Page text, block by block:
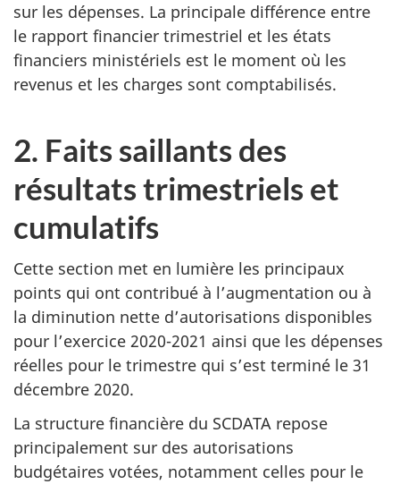
sur les dépenses. La principale différence entre
le rapport financier trimestriel et les états
financiers ministériels est le moment où les
revenus et les charges sont comptabilisés.
2. Faits saillants des
résultats trimestriels et
cumulatifs
Cette section met en lumière les principaux
points qui ont contribué à l’augmentation ou à
la diminution nette d’autorisations disponibles
pour l’exercice 2020-2021 ainsi que les dépenses
réelles pour le trimestre qui s’est terminé le 31
décembre 2020.
La structure financière du SCDATA repose
principalement sur des autorisations
budgétaires votées, notamment celles pour le